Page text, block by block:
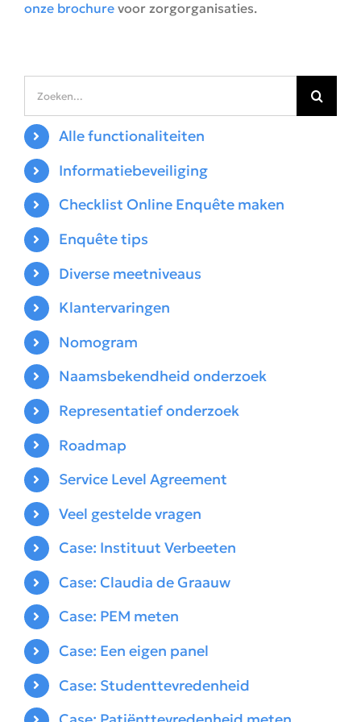
onze brochurevoor zorgorganisaties.
Alle functionaliteiten
Informatiebeveiliging
Checklist Online Enquête maken
Enquête tips
Diverse meetniveaus
Klantervaringen
Nomogram
Naamsbekendheid onderzoek
Representatief onderzoek
Roadmap
Service Level Agreement
Veel gestelde vragen
Case: Instituut Verbeeten
Case: Claudia de Graauw
Case: PEM meten
Case: Een eigen panel
Case: Studenttevredenheid